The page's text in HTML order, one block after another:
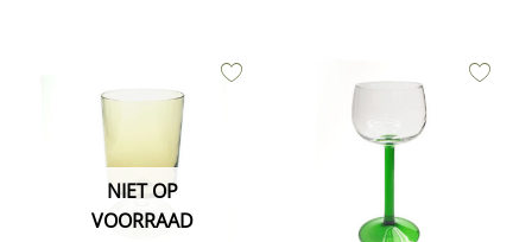
NIET OP
VOORRAAD